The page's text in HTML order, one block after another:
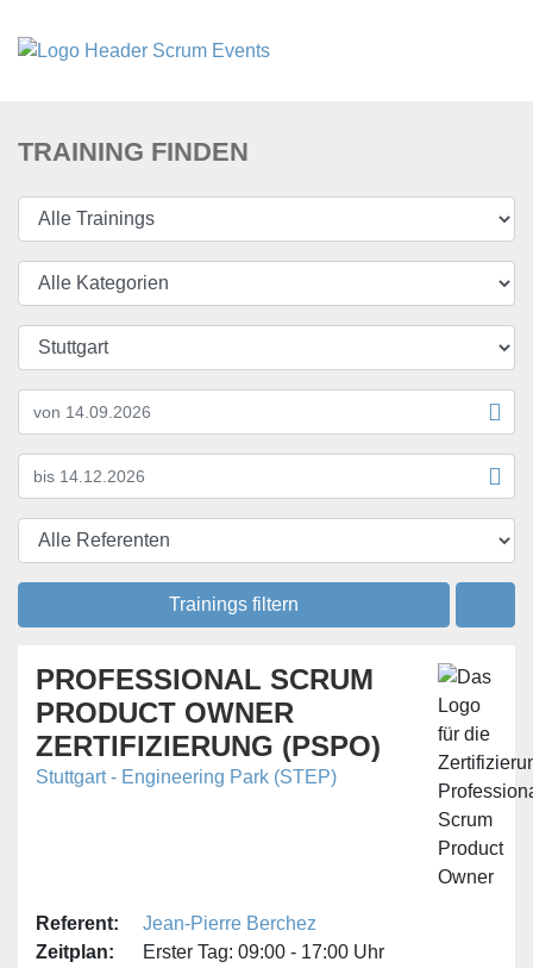
TRAINING FINDEN
Trainings filtern
PROFESSIONAL SCRUM
PRODUCT OWNER
ZERTIFIZIERUNG (PSPO)
Stuttgart - Engineering Park (STEP)
Referent:
Jean-Pierre Berchez
Zeitplan:
Erster Tag: 09:00 - 17:00 Uhr